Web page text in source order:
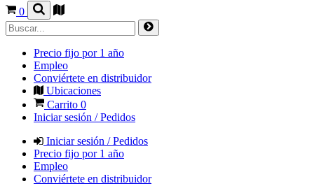
0
Precio fijo por 1 año
Empleo
Conviértete en distribuidor
Ubicaciones
Carrito 0
Iniciar sesión / Pedidos
Iniciar sesión / Pedidos
Precio fijo por 1 año
Empleo
Conviértete en distribuidor